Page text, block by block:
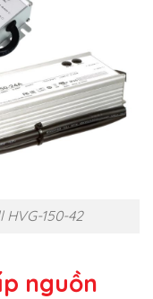
150-42
nguồn